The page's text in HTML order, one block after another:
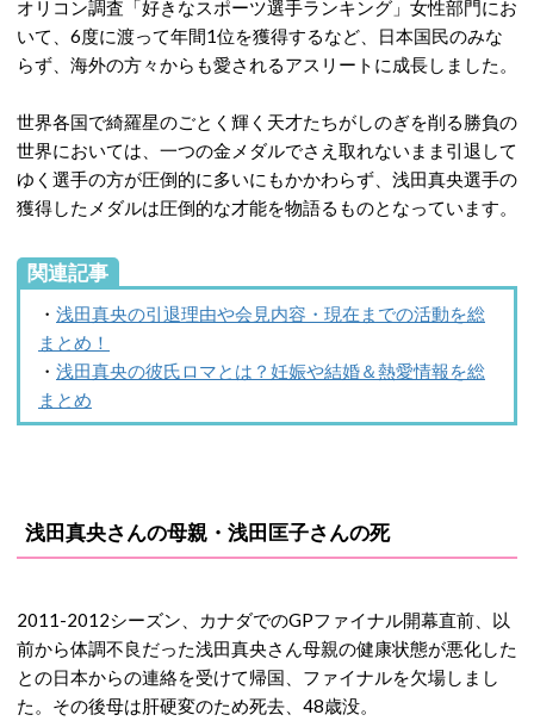
オリコン調査「好きなスポーツ選手ランキング」女性部門にお
いて、6度に渡って年間1位を獲得するなど、日本国民のみな
らず、海外の方々からも愛されるアスリートに成長しました。
世界各国で綺羅星のごとく輝く天才たちがしのぎを削る勝負の
世界においては、一つの金メダルでさえ取れないまま引退して
ゆく選手の方が圧倒的に多いにもかかわらず、浅田真央選手の
獲得したメダルは圧倒的な才能を物語るものとなっています。
関連記事
・ 浅田真央の引退理由や会見内容・現在までの活動を総
まとめ！
・ 浅田真央の彼氏ロマとは？妊娠や結婚＆熱愛情報を総
まとめ
浅田真央さんの母親・浅田匡子さんの死
2011-2012シーズン、カナダでのGPファイナル開幕直前、以
前から体調不良だった浅田真央さん母親の健康状態が悪化した
との日本からの連絡を受けて帰国、ファイナルを欠場しまし
た。その後母は肝硬変のため死去、48歳没。